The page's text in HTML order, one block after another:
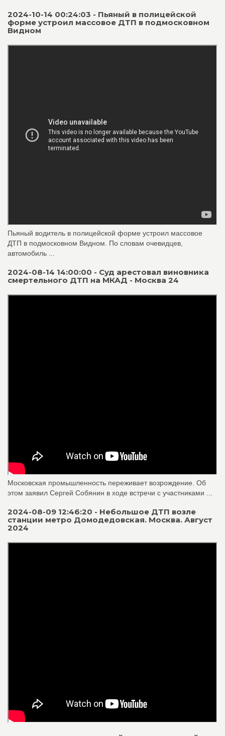
2024-10-14 00:24:03 - Пьяный в полицейской
форме устроил массовое ДТП в подмосковном
Видном
Пьяный водитель в полицейской форме устроил массовое
ДТП в подмосковном Видном. По словам очевидцев,
автомобиль ...
2024-08-14 14:00:00 - Суд арестовал виновника
смертельного ДТП на МКАД - Москва 24
Московская промышленность переживает возрождение. Об
этом заявил Сергей Собянин в ходе встречи с участниками ...
2024-08-09 12:46:20 - Небольшое ДТП возле
станции метро Домодедовская. Москва. Август
2024